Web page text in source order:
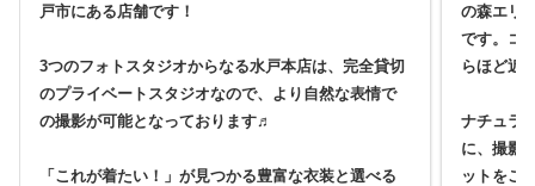
戸市にある店舗です！
3つのフォトスタジオからなる水戸本店は、完全貸切
のプライベートスタジオなので、より自然な表情で
の撮影が可能となっております♬
「これが着たい！」が見つかる豊富な衣装と選べる
の森エリ
です。コ
らほど近
ナチュラ
に、撮影
ットをご